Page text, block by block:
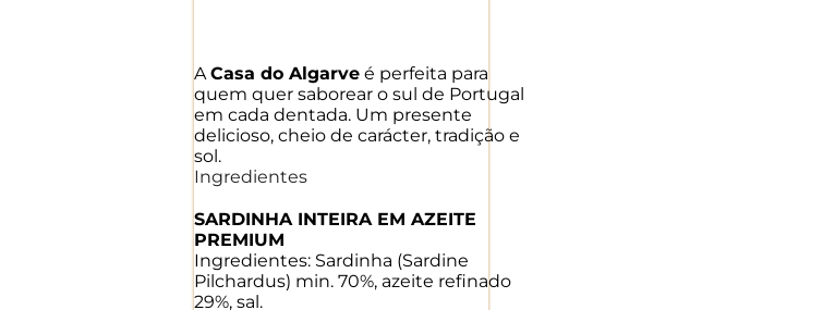
ACasa do Algarve é perfeita para
quem quer saborear o sul de Portugal
em cada dentada. Um presente
delicioso, cheio de carácter, tradição e
sol.
Ingredientes
SARDINHA INTEIRA EM AZEITE
PREMIUM
Ingredientes: Sardinha (Sardine
Pilchardus) min. 70%, azeite refinado
29%, sal.